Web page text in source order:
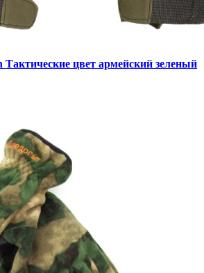
цвет армейский зеленый